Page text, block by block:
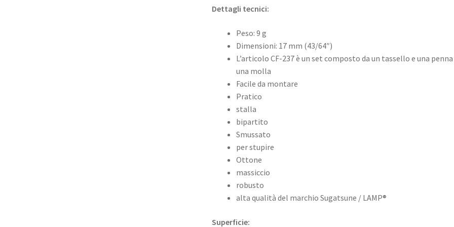
Dettagli tecnici:
Peso: 9 g
Dimensioni: 17 mm (43/64″)
L’articolo CF-237 è un set composto da un tassello e una
una molla
Facile da montare
Pratico
stalla
bipartito
Smussato
per stupire
Ottone
massiccio
robusto
alta qualità del marchio Sugatsune / LAMP®
Superficie: